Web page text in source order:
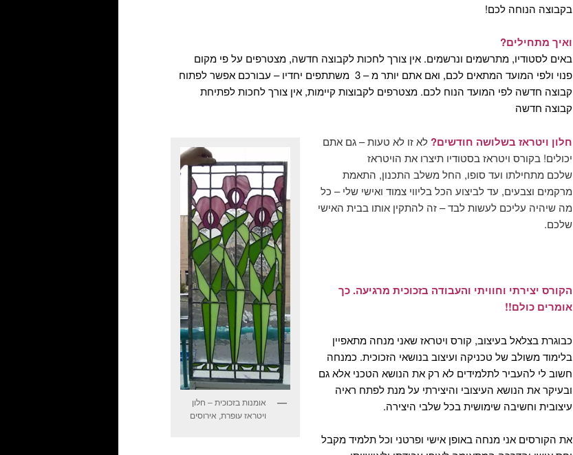
בקבוצה הנוחה לכם!
ואיך מתחילים?
באים לסטודיו, מתרשמים ונרשמים. אין צורך לחכות לקבוצה חדשה, מצטרפים על פי מקום
פנוי ולפי המועד המתאים לכם, ואם אתם יותר מ – 3 משתתפים יחדיו – עבורכם אפשר לפתוח
קבוצה חדשה לפי המועד הנוח לכם. מצטרפים לקבוצות קיימות, אין צורך לחכות לפתיחת
קבוצה חדשה
אומנות בזכוכית – חלון
ויטראז עופרת, אירוסים
חלון ויטראז בשלושה חודשים? לא זו לא טעות – גם אתם
יכולים! בקורס ויטראז בסטודיו תיצרו את הויטראז
שלכם מתחילתו ועד סופו, החל משלב התכנון, התאמת
מרקמים וצבעים, עד לביצוע הכל בליווי צמוד ואישי שלי – כל
מה שיהיה עליכם לעשות לבד – זה להתקין אותו בבית האישי
שלכם.
הקורס יצירתי וחוויתי והעבודה בזכוכית מרגיעה. כך
אומרים כולם!!
כבוגרת בצלאל בעיצוב, קורס ויטראז שאני מנחה מתאפיין
בלימוד משולב של טכניקה ועיצוב בנושאי הזכוכית. כמנחה
חשוב לי להעביר לתלמידים לא רק את הנושא הטכני אלא גם
ובעיקר את הנושא העיצובי והיצירתי על מנת לפתח ראיה
עיצובית וחשיבה שימושית בכל שלבי היצירה.
את הקורסים אני מנחה באופן אישי ופרטני וכל תלמיד מקבל